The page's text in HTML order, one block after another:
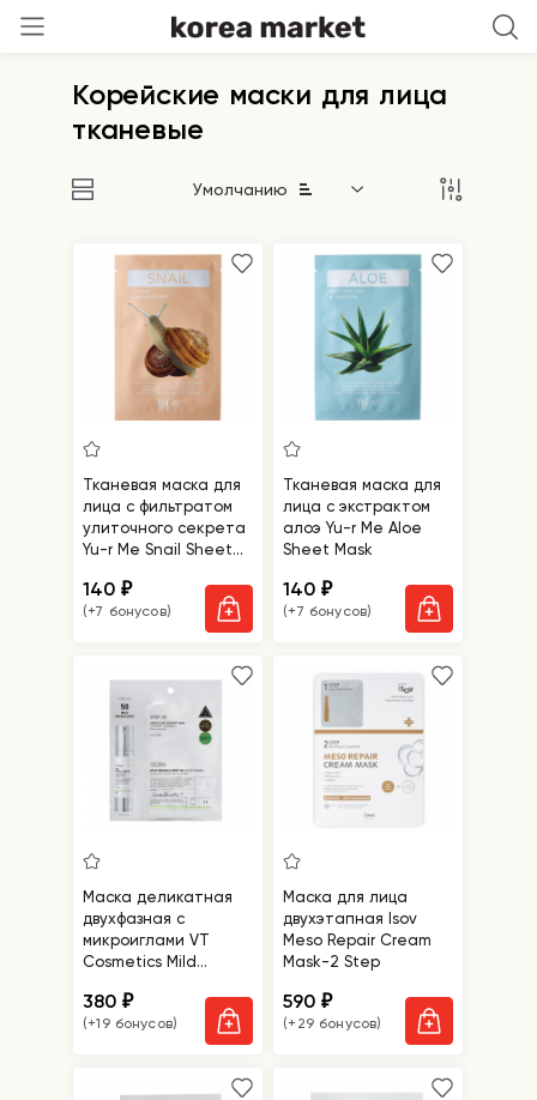
Корейские маски для лица
тканевые
Умолчанию
Тканевая маска для
лица с фильтратом
улиточного секрета
Yu-r Me Snail Sheet
140₽
(+7 бонусов)
Тканевая маска для
лица с экстрактом
алоэ Yu-r Me Aloe
Sheet Mask
140₽
(+7 бонусов)
Маска деликатная
двухфазная с
микроиглами VT
Cosmetics Mild
Mask
380₽
(+19 бонусов)
Маска для лица
двухэтапная Isov
Meso Repair Cream
Mask-2 Step
590₽
(+29 бонусов)